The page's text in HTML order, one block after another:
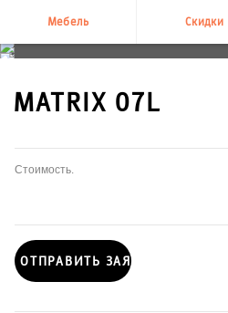
Мебель Скидки
+7 495 995-58-58
MATRIX 07L
Стоимость.
ОТПРАВИТЬ ЗАЯВКУ